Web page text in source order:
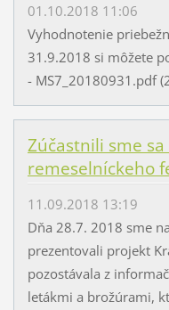
01.10.2018 11:06
Vyhodnotenie
31.9.2018 si môžete
- MS7_20180931.pdf
Zúčastnili sme
remeselníckeho
11.09.2018 13:19
Dňa 28.7. 2018 sme
prezentovali projekt
pozostávala z
letákmi a brožúrami,